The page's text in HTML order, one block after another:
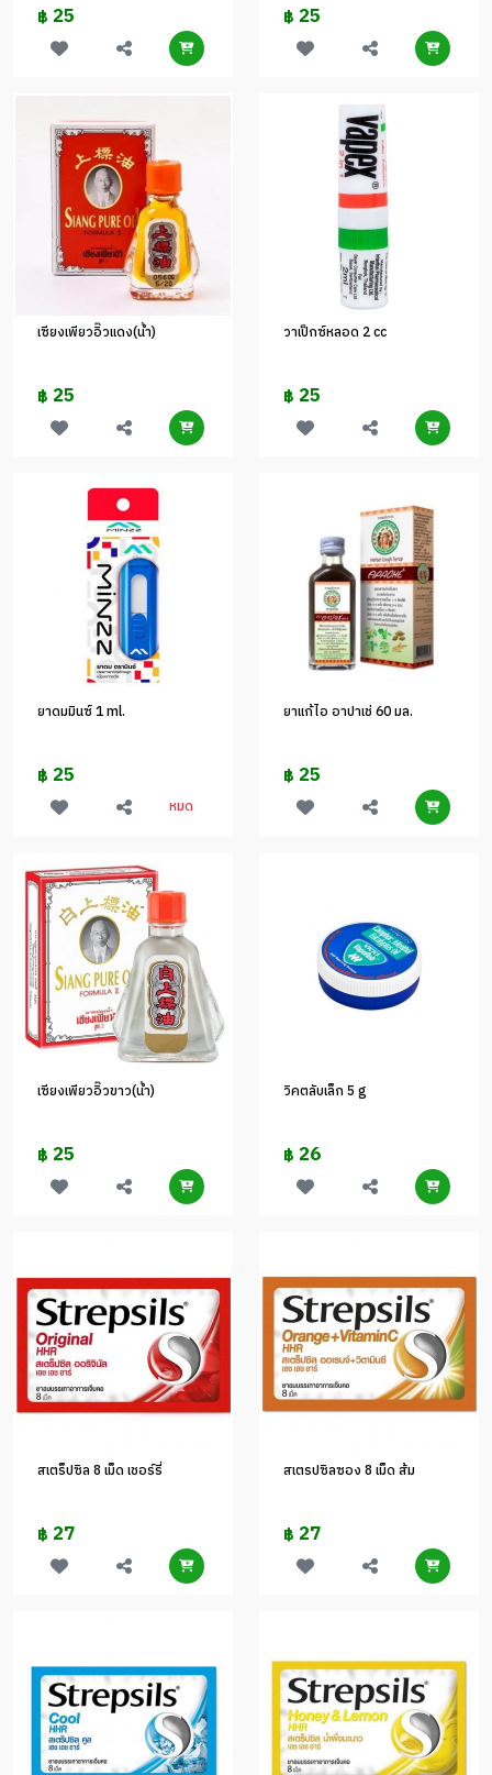
฿ 25 ฿ 25
เซียงเพียวอิ๊วแดง(น้ำ)
฿ 25
วาเป็กซ์หลอด 2 cc
฿ 25
ยาดมมินซ์ 1 ml.
฿ 25
หมด
ยาแก้ไอ อาปาเช่ 60 มล.
฿ 25
เซียงเพียวอิ๊วขาว(น้ำ)
฿ 25
วิคตลับเล็ก 5 g
฿ 26
สเตร็ปซิล 8 เม็ด เชอร์รี่
฿ 27
สเตรปซิลซอง 8 เม็ด ส้ม
฿ 27